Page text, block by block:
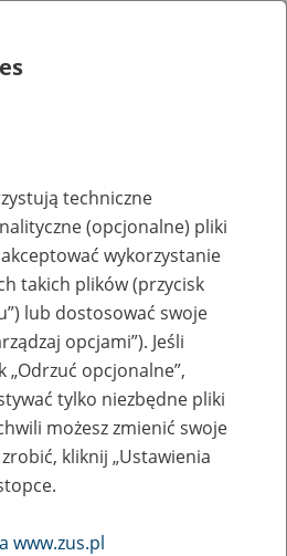
- zakładanie profili
Twojej firmy
techniczne
(opcjonalne) pliki
wykorzystanie
takich plików (przycisk
lub dostosować swoje
opcjami”). Jeśli
„Odrzuć opcjonalne”,
tylko niezbędne pliki
możesz zmienić swoje
kliknij „Ustawienia
www.zus.pl